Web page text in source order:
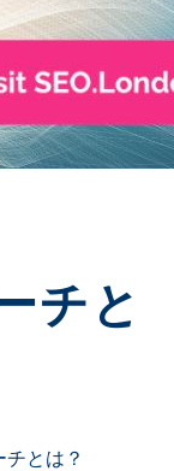
チと
とは？